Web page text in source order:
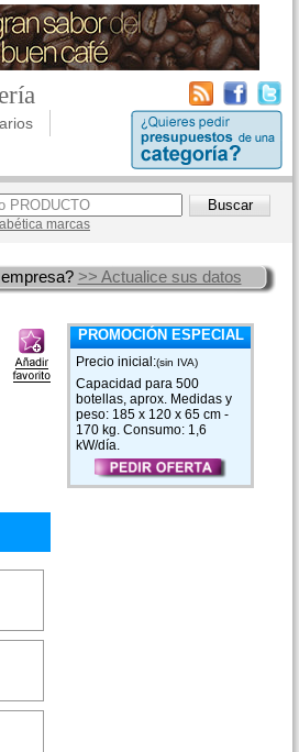
marcas
>> Actualice sus datos
PROMOCIÓN ESPECIAL
Precio inicial:(sin IVA)
Capacidad para 500
botellas, aprox. Medidas y
peso: 185 x 120 x 65 cm -
170 kg. Consumo: 1,6
kW/día.